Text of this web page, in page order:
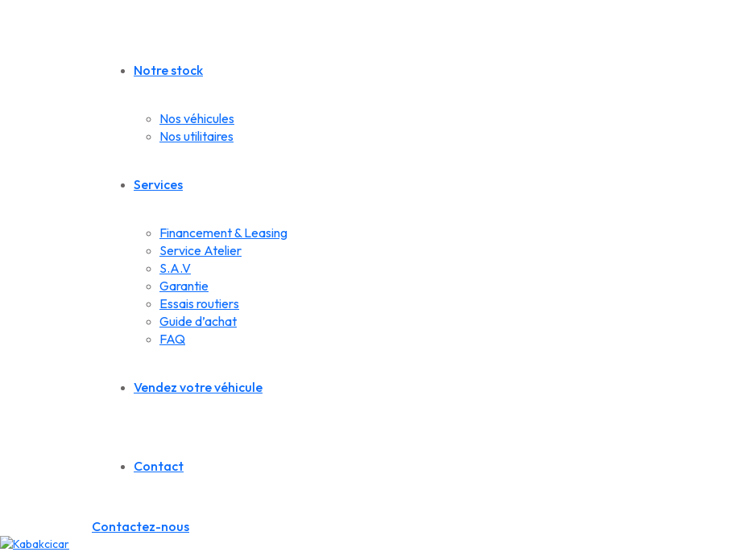
Notre stock
Nos véhicules
Nos utilitaires
Services
Financement & Leasing
Service Atelier
S.A.V
Garantie
Essais routiers
Guide d’achat
FAQ
Vendez votre véhicule
Contact
Contactez-nous